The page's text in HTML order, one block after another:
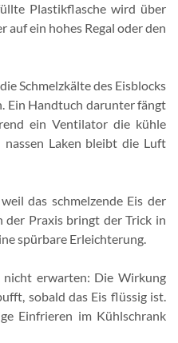
Plastikflasche wird über
auf ein hohes Regal oder den
Schmelzkälte des Eisblocks
Ein Handtuch darunter fängt
ein Ventilator die kühle
Laken bleibt die Luft
das schmelzende Eis der
der Praxis bringt der Trick in
spürbare Erleichterung.
erwarten: Die Wirkung
sobald das Eis flüssig ist.
Einfrieren im Kühlschrank